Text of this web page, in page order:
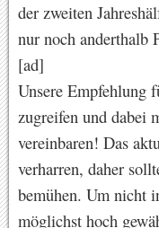
der zweiten
nur noch anderthalb
[ad]
Unsere Empfehlung
zugreifen und dabei
vereinbaren! Das
verharren, daher
bemühen. Um nicht
möglichst hoch